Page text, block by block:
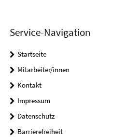
Service-Navigation
Startseite
Mitarbeiter/innen
Kontakt
Impressum
Datenschutz
Barrierefreiheit